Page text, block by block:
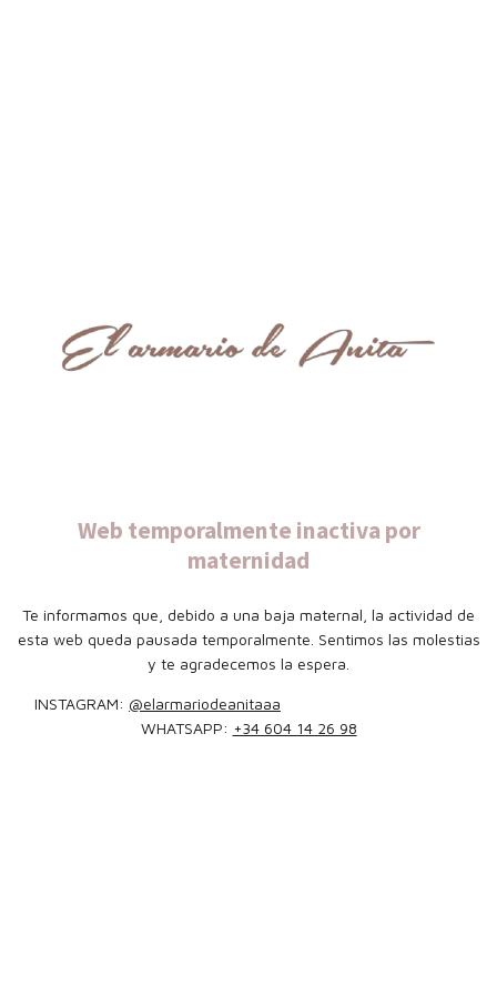
Web temporalmente inactiva por
maternidad
Te informamos que, debido a una baja maternal, la actividad de
esta web queda pausada temporalmente. Sentimos las molestias
y te agradecemos la espera.
INSTAGRAM: @elarmariodeanitaaa
WHATSAPP: +34 604 14 26 98